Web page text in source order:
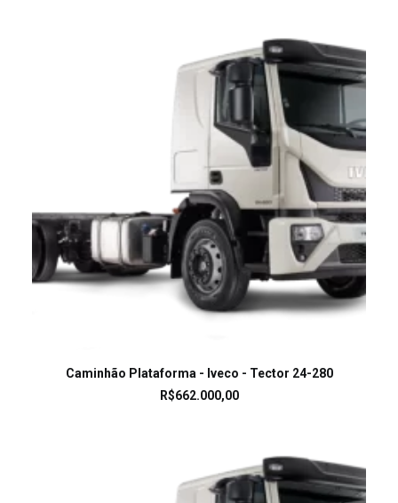
LEIA MAIS
Caminhão Plataforma - Iveco - Tector 24-280
R$662.000,00